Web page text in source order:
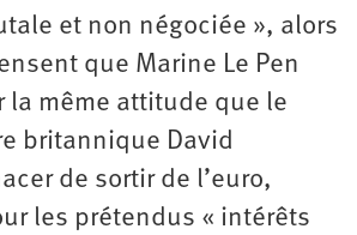
et non négociée », alors
que Marine Le Pen
la même attitude que le
britannique David
de sortir de l’euro,
les prétendus « intérêts